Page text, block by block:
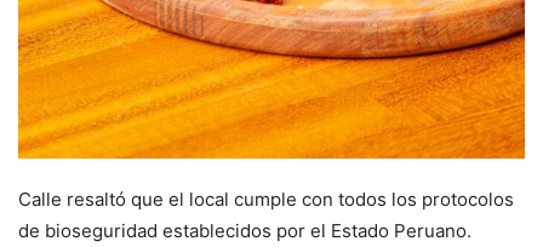
Calle resaltó que el local cumple con todos los protocolos
de bioseguridad establecidos por el Estado Peruano.